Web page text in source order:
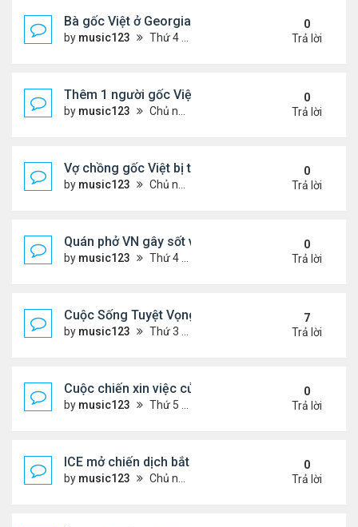
Bà gốc Việt ở Georgia bị bắt vì nhốt trẻ em trong
by music123 Thứ 4 Tháng 12 24, 2025 6:52 pm
0
Trả lời
Thêm 1 người gốc Việt được Đức Giáo Hoàng...
by music123 Chủ nhật Tháng 12 21, 2025 5:03 pm
0
Trả lời
Vợ chồng gốc Việt bị truy tố khai man $127 triệu...
by music123 Chủ nhật Tháng 12 21, 2025 4:55 pm
0
Trả lời
Quán phở VN gây sốt vì chế biến thịt không đảm
by music123 Thứ 4 Tháng 12 17, 2025 6:13 pm
0
Trả lời
Cuộc Sống Tuyệt Vọng Của Người Việt Vượt Biên
by music123 Thứ 3 Tháng 11 25, 2025 2:44 pm
7
Trả lời
Cuộc chiến xin việc của du học sinh Việt ở Mỹ
by music123 Thứ 5 Tháng 12 11, 2025 6:32 pm
0
Trả lời
ICE mở chiến dịch bắt giữ.. người Việt
by music123 Chủ nhật Tháng 12 07, 2025 5:50 pm
0
Trả lời